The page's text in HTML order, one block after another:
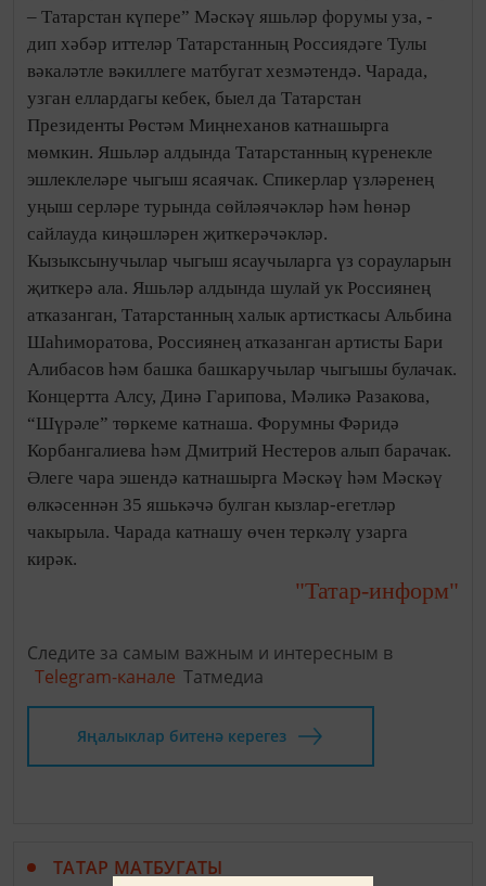
– Татарстан күпере” Мәскәү яшьләр форумы уза, -
дип хәбәр иттеләр Татарстанның Россиядәге Тулы
вәкаләтле вәкиллеге матбугат хезмәтендә. Чарада,
узган еллардагы кебек, быел да Татарстан
Президенты Рөстәм Миңнеханов катнашырга
мөмкин. Яшьләр алдында Татарстанның күренекле
эшлеклеләре чыгыш ясаячак. Спикерлар үзләренең
уңыш серләре турында сөйләячәкләр һәм һөнәр
сайлауда киңәшләрен җиткерәчәкләр.
Кызыксынучылар чыгыш ясаучыларга үз сорауларын
җиткерә ала. Яшьләр алдында шулай ук Россиянең
атказанган, Татарстанның халык артисткасы Альбина
Шаһиморатова, Россиянең атказанган артисты Бари
Алибасов һәм башка башкаручылар чыгышы булачак.
Концертта Алсу, Динә Гарипова, Мәликә Разакова,
“Шүрәле” төркеме катнаша. Форумны Фәридә
Корбангалиева һәм Дмитрий Нестеров алып барачак.
Әлеге чара эшендә катнашырга Мәскәү һәм Мәскәү
өлкәсеннән 35 яшькәчә булган кызлар-егетләр
чакырыла. Чарада катнашу өчен теркәлү узарга
кирәк.
"Татар-информ"
Следите за самым важным и интересным в
Telegram-канале Татмедиа
Яңалыклар битенә керегез
ТАТАР МАТБУГАТЫ